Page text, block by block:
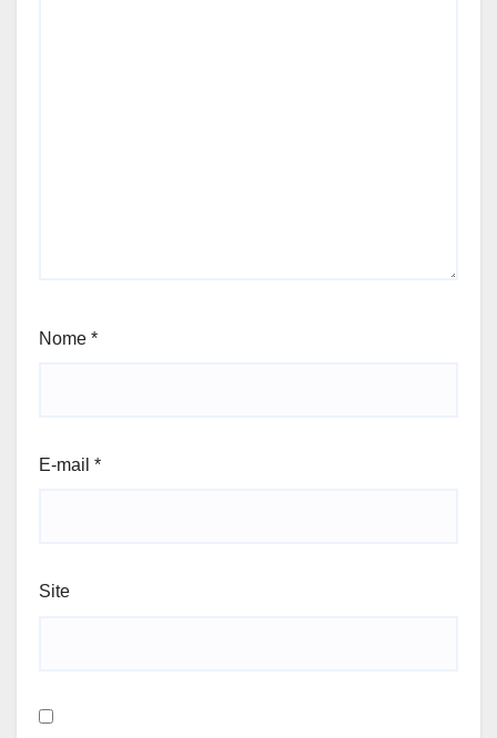
Nome *
E-mail *
Site